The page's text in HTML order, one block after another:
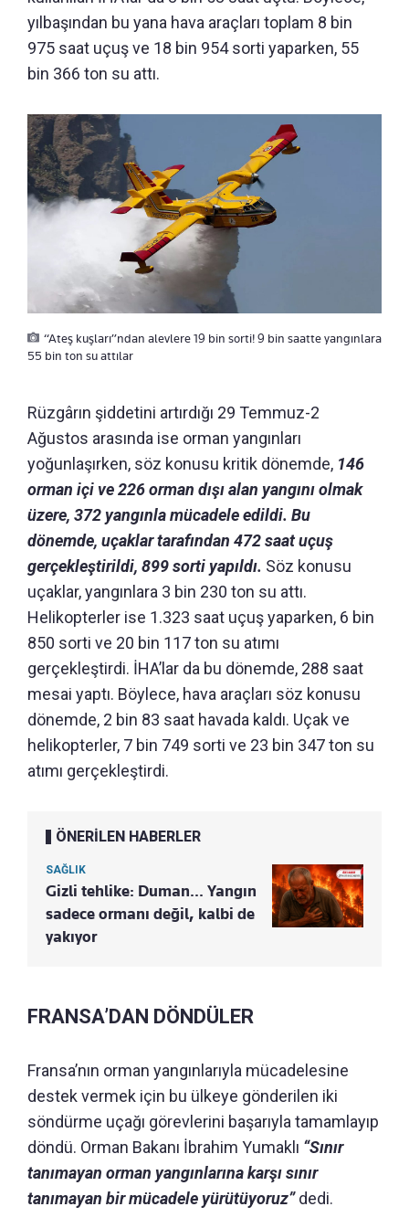
yılbaşından bu yana hava araçları toplam 8 bin
975 saat uçuş ve 18 bin 954 sorti yaparken, 55
bin 366 ton su attı.
“Ateş kuşları”ndan alevlere 19 bin sorti! 9 bin saatte yangınlara
55 bin ton su attılar
Rüzgârın şiddetini artırdığı 29 Temmuz-2
Ağustos arasında ise orman yangınları
yoğunlaşırken, söz konusu kritik dönemde, 146
orman içi ve 226 orman dışı alan yangını olmak
üzere, 372 yangınla mücadele edildi. Bu
dönemde, uçaklar tarafından 472 saat uçuş
gerçekleştirildi, 899 sorti yapıldı. Söz konusu
uçaklar, yangınlara 3 bin 230 ton su attı.
Helikopterler ise 1.323 saat uçuş yaparken, 6 bin
850 sorti ve 20 bin 117 ton su atımı
gerçekleştirdi. İHA’lar da bu dönemde, 288 saat
mesai yaptı. Böylece, hava araçları söz konusu
dönemde, 2 bin 83 saat havada kaldı. Uçak ve
helikopterler, 7 bin 749 sorti ve 23 bin 347 ton su
atımı gerçekleştirdi.
ÖNERİLEN HABERLER
SAĞLIK
Gizli tehlike: Duman... Yangın
sadece ormanı değil, kalbi de
yakıyor
FRANSA’DAN DÖNDÜLER
Fransa’nın orman yangınlarıyla mücadelesine
destek vermek için bu ülkeye gönderilen iki
söndürme uçağı görevlerini başarıyla tamamlayıp
döndü. Orman Bakanı İbrahim Yumaklı “Sınır
tanımayan orman yangınlarına karşı sınır
tanımayan bir mücadele yürütüyoruz”dedi.